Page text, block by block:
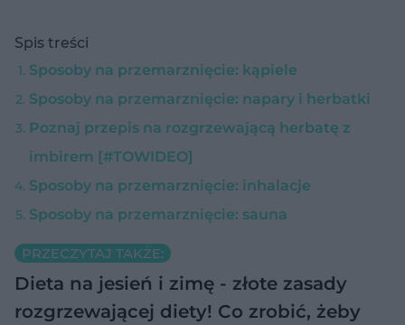
Spis treści
Sposoby na przemarznięcie: kąpiele
Sposoby na przemarznięcie: napary i herbatki
Poznaj przepis na rozgrzewającą herbatę z
imbirem [#TOWIDEO]
Sposoby na przemarznięcie: inhalacje
Sposoby na przemarznięcie: sauna
PRZECZYTAJ TAKŻE:
Dieta na jesień i zimę - złote zasady
rozgrzewającej diety! Co zrobić, żeby